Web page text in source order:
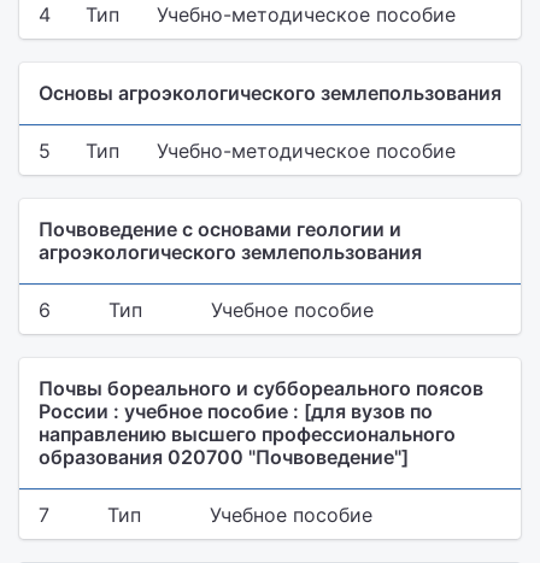
4 Тип Учебно-методическое пособие
Основы агроэкологического землепользования
5 Тип Учебно-методическое пособие
Почвоведение с основами геологии и
агроэкологического землепользования
6 Тип Учебное пособие
Почвы бореального и суббореального поясов
России : учебное пособие : [для вузов по
направлению высшего профессионального
образования 020700 "Почвоведение"]
7 Тип Учебное пособие